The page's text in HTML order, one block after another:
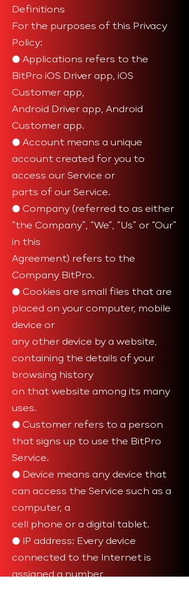
Definitions
For the purposes of this Privacy
Policy:
● Applications refers to the
BitPro iOS Driver app, iOS
Customer app,
Android Driver app, Android
Customer app.
● Account means a unique
account created for you to
access our Service or
parts of our Service.
● Company (referred to as either
“the Company”, “We”, “Us” or “Our”
in this
Agreement) refers to the
Company BitPro.
● Cookies are small files that are
placed on your computer, mobile
device or
any other device by a website,
containing the details of your
browsing history
on that website among its many
uses.
● Customer refers to a person
that signs up to use the BitPro
Service.
● Device means any device that
can access the Service such as a
computer, a
cell phone or a digital tablet.
● IP address: Every device
connected to the Internet is
assigned a number